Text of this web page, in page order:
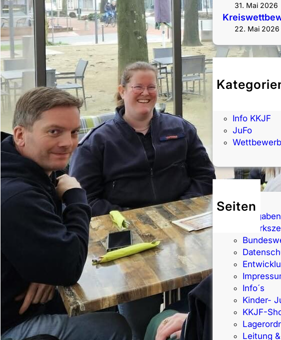
31. Mai 2026
22. Mai 2026
Allgemein
Info KKJF
JuFo
Seiten
Info´s
Kinder-
KKJF-
Leitung